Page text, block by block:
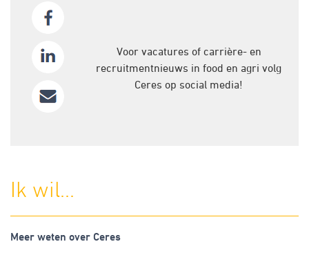
Voor vacatures of carrière- en
recruitmentnieuws in food en agri volg
Ceres op social media!
Ik wil...
Meer weten over Ceres